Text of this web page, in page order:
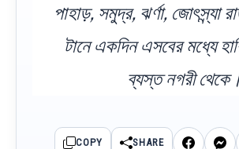
পাহাড়, সমুদ্র, ঝর্ণা, জোৎস্ন্যা
টানে একদিন এসবের মধ্যে
ব্যস্ত নগরী
COPY SHARE